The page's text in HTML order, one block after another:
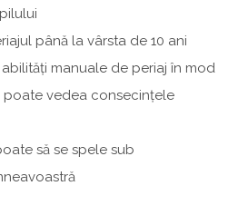
până la vârsta de 10 ani
manuale de periaj în mod
poate vedea consecințele
să se spele sub